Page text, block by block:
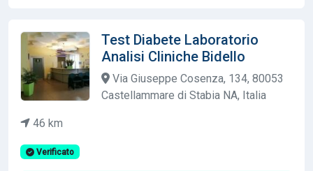
Test Diabete Laboratorio
Analisi Cliniche Bidello
Via Giuseppe Cosenza, 134, 80053
Castellammare di Stabia NA, Italia
46 km
Verificato